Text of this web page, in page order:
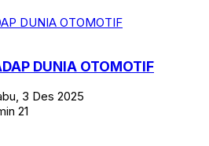
DUNIA OTOMOTIF
3 Des 2025
21